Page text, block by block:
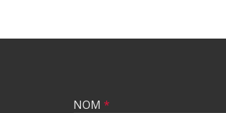
NOM *